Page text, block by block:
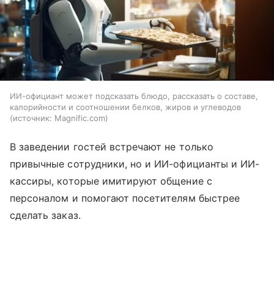
ИИ-официант может подсказать блюдо, рассказать о составе,
калорийности и соотношении белков, жиров и углеводов
источник: Magnific.com
В заведении гостей встречают не только
привычные сотрудники, но и ИИ-официанты и ИИ-
кассиры, которые имитируют общение с
персоналом и помогают посетителям быстрее
сделать заказ.